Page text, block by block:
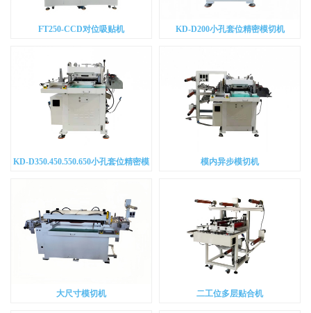
FT250-CCD对位吸贴机 KD-D200小孔套位精密模切机
KD-D350.450.550.650小孔套位精密模
模内异步模切机
大尺寸模切机 二工位多层贴合机